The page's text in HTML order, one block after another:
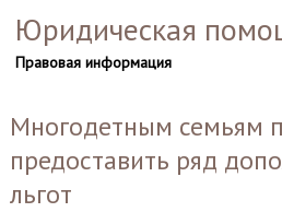
Юридическая
Правовая информация
Многодетным семьям
предоставить ряд
льгот